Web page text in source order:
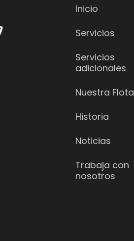
Inicio
Servicios
Servicios
adicionales
Nuestra Flota
Historia
Noticias
Trabaja con
nosotros